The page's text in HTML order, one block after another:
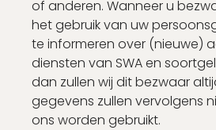
of anderen. Wanneer u
het gebruik van uw
te informeren over (nieuwe)
diensten van SWA en
dan zullen wij dit bezwaar
gegevens zullen vervolgens
ons worden gebruikt.